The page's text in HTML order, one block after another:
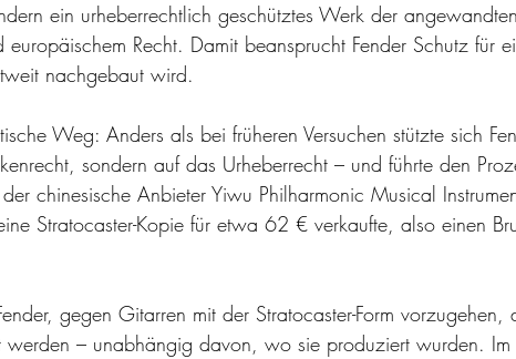
ein urheberrechtlich geschütztes Werk der angewandten
europäischem Recht. Damit beansprucht Fender Schutz für
nachgebaut wird.
Weg: Anders als bei früheren Versuchen stützte sich
sondern auf das Urheberrecht – und führte den
chinesische Anbieter Yiwu Philharmonic Musical
Stratocaster-Kopie für etwa 62 € verkaufte, also einen
gegen Gitarren mit der Stratocaster-Form
werden – unabhängig davon, wo sie produziert wurden. Im